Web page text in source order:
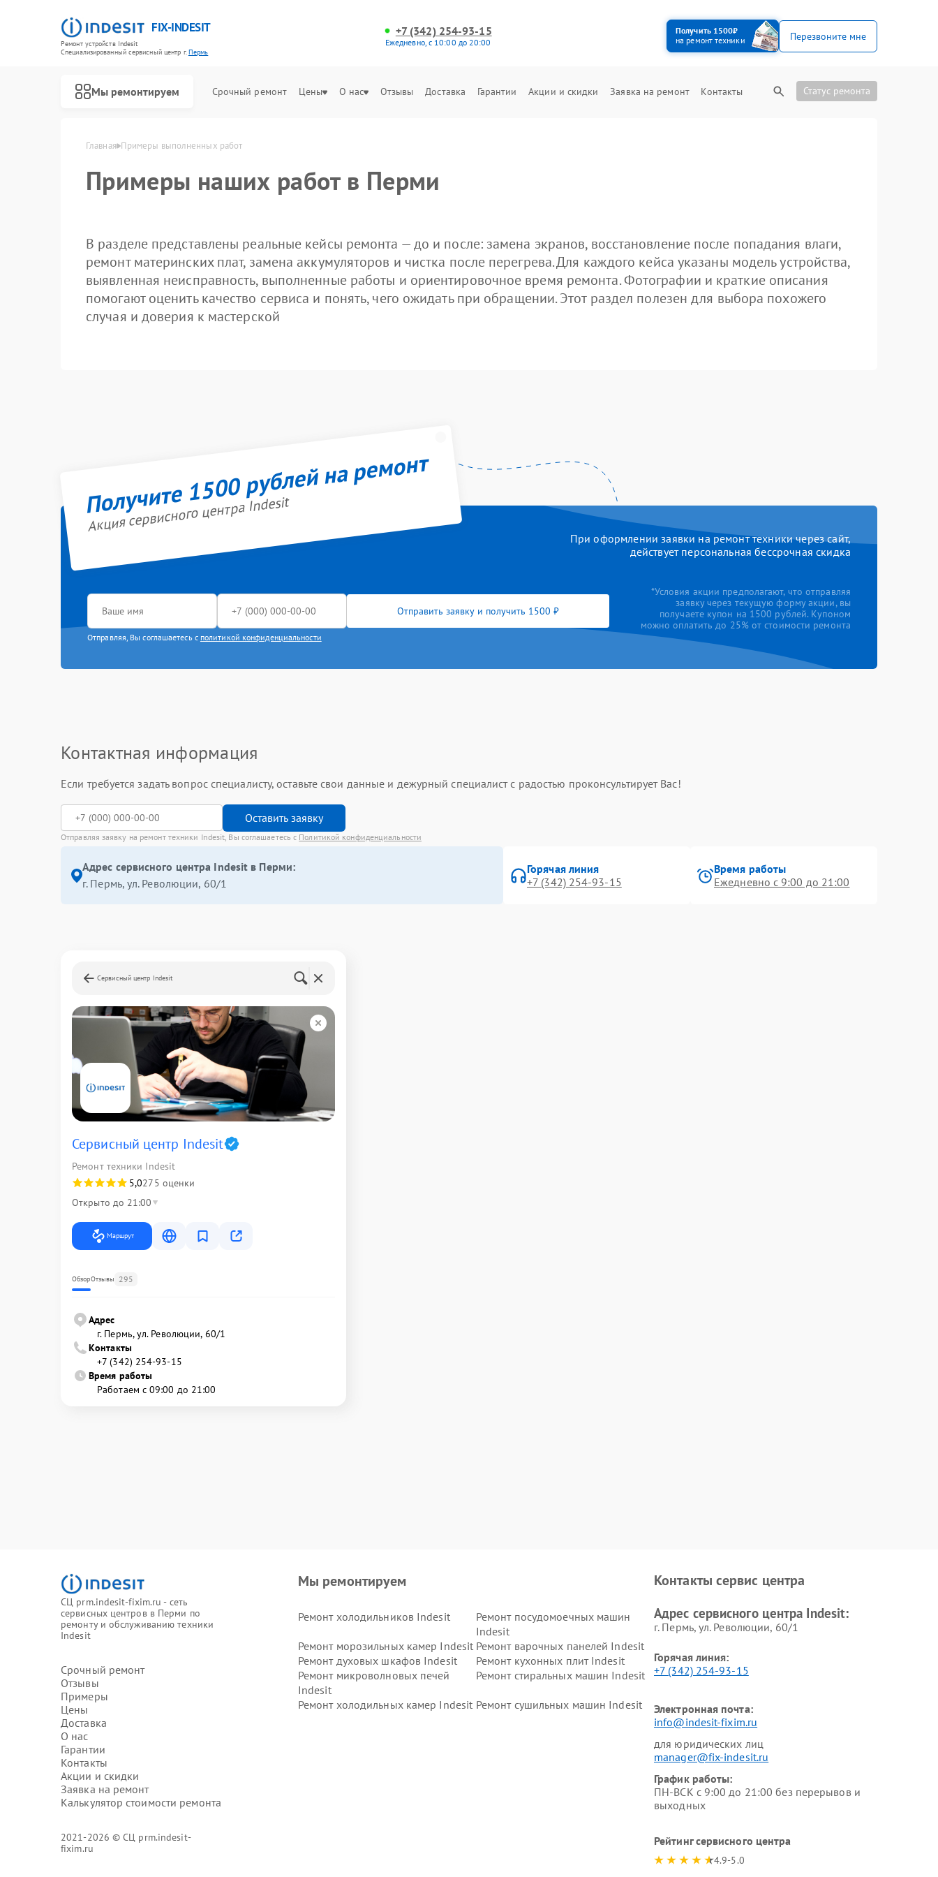
FIX-INDESIT
Ремонт устройств Indesit
Специализированный cервисный центр г.Пермь
+7 (342) 254-93-15
Ежедневно, с 10:00 до 20:00
Получить 1500₽
на ремонт техники
Перезвоните мне
Мы ремонтируем Срочный ремонт Цены О нас Отзывы Доставка Гарантии Акции и скидки Заявка на ремонт Контакты Статус ремонта
Главная Примеры выполненных работ
Примеры наших работ в Перми
В разделе представлены реальные кейсы ремонта — до и после: замена экранов, восстановление после попадания влаги,
ремонт материнских плат, замена аккумуляторов и чистка после перегрева. Для каждого кейса указаны модель устройства,
выявленная неисправность, выполненные работы и ориентировочное время ремонта. Фотографии и краткие описания
помогают оценить качество сервиса и понять, чего ожидать при обращении. Этот раздел полезен для выбора похожего
случая и доверия к мастерской
Получите 1500 рублей на ремонт
Акция сервисного центра Indesit
При оформлении заявки на ремонт техники через сайт,
действует персональная бессрочная скидка
Отправить заявку и получить 1500 ₽
Отправляя, Вы соглашаетесь с политикой конфиденциальности
*Условия акции предполагают, что отправляя
заявку через текущую форму акции, вы
получаете купон на 1500 рублей. Купоном
можно оплатить до 25% от стоимости ремонта
Контактная информация
Если требуется задать вопрос специалисту, оставьте свои данные и дежурный специалист с радостью проконсультирует Вас!
Оставить заявку
Отправляя заявку на ремонт техники Indesit, Вы соглашаетесь с Политикой конфиденциальности
Адрес сервисного центра Indesit в Перми:
г. Пермь, ул. ​Революции, 60/1
Горячая линия
+7 (342) 254-93-15
Время работы
Ежедневно с 9:00 до 21:00
Сервисный центр Indesit
Сервисный центр Indesit
Ремонт техники Indesit
5,0275 оценки
Открыто до 21:00
Маршрут
ОбзорОтзывы 295
Адрес
г. Пермь, ул. ​Революции, 60/1
Контакты
+7 (342) 254-93-15
Время работы
Работаем с 09:00 до 21:00
СЦ prm.indesit-fixim.ru - сеть
сервисных центров в Перми по
ремонту и обслуживанию техники
Indesit
Срочный ремонт
Отзывы
Примеры
Цены
Доставка
О нас
Гарантии
Контакты
Акции и скидки
Заявка на ремонт
Калькулятор стоимости ремонта
2021-2026 © СЦ prm.indesit-
fixim.ru
Мы ремонтируем
Ремонт холодильников Indesit
Ремонт посудомоечных машин
Indesit
Ремонт морозильных камер Indesit Ремонт варочных панелей Indesit
Ремонт духовых шкафов Indesit
Ремонт кухонных плит Indesit
Ремонт микроволновых печей
Indesit
Ремонт стиральных машин Indesit
Ремонт холодильных камер Indesit Ремонт сушильных машин Indesit
Контакты сервис центра
Адрес сервисного центра Indesit:
г. Пермь, ул. ​Революции, 60/1
Горячая линия:
+7 (342) 254-93-15
Электронная почта:
info@indesit-fixim.ru
для юридических лиц
manager@fix-indesit.ru
График работы:
ПН-ВСК с 9:00 до 21:00 без перерывов и
выходных
Рейтинг сервисного центра
4.9-5.0